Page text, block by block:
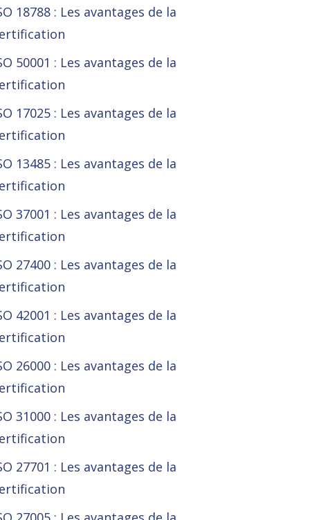
18788 : Les avantages de la
50001 : Les avantages de la
17025 : Les avantages de la
13485 : Les avantages de la
37001 : Les avantages de la
27400 : Les avantages de la
42001 : Les avantages de la
26000 : Les avantages de la
31000 : Les avantages de la
27701 : Les avantages de la